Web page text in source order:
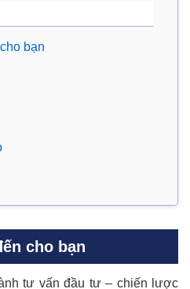
bạn
cho bạn
tư vấn đầu tư – chiến lược